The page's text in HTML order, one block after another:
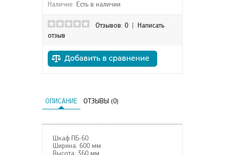
Наличие: Есть в наличии
Отзывов: 0
Написать
отзыв
ОПИСАНИЕ ОТЗЫВЫ (0)
Шкаф ПБ-60
Ширина: 600 мм
Высота: 360 мм